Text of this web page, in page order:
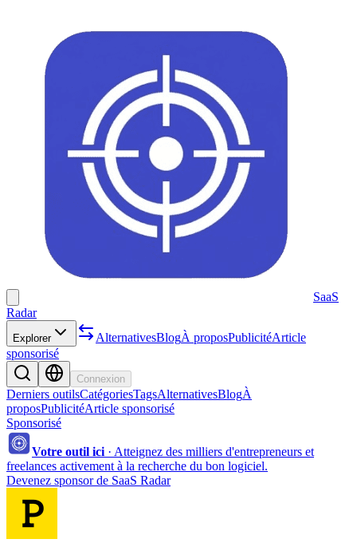
SaaS
Radar
Explorer AlternativesBlogÀ proposPublicitéArticle
sponsorisé
Connexion
Derniers outilsCatégoriesTagsAlternativesBlogÀ
proposPublicitéArticle sponsorisé
Sponsorisé
Votre outil ici · Atteignez des milliers d'entrepreneurs et
freelances activement à la recherche du bon logiciel.
Devenez sponsor de SaaS Radar